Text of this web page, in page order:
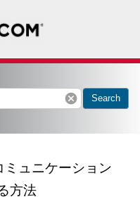
cancel Search
ュニケーション
方法